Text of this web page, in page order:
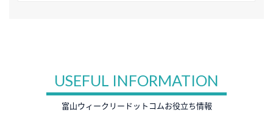
USEFUL INFORMATION
富山ウィークリードットコムお役立ち情報